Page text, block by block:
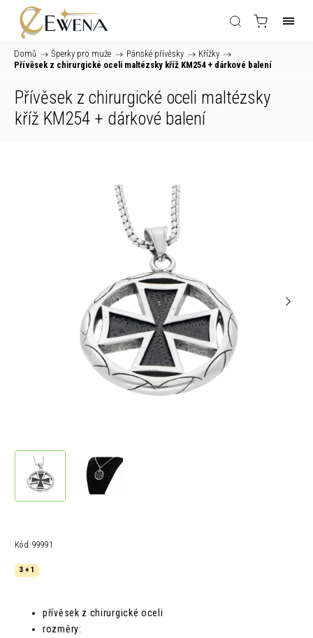
Domů / Šperky pro muže / Pánské přívěsky / Křížky /
Přívěsek z chirurgické oceli maltézsky kříž KM254 + dárkové balení
Přívěsek z chirurgické oceli maltézsky
kříž KM254 + dárkové balení
Kód: 99991
3 + 1
přívěsek z chirurgické oceli
rozměry: